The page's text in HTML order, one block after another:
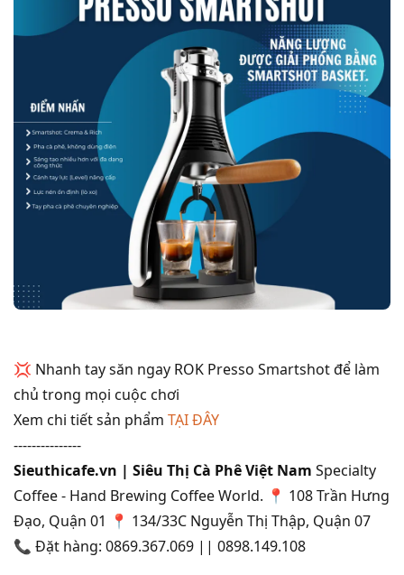
💢 Nhanh tay săn ngay ROK Presso Smartshot để làm
chủ trong mọi cuộc chơi
Xem chi tiết sản phẩm TẠI ĐÂY
---------------
Sieuthicafe.vn | Siêu Thị Cà Phê Việt Nam Specialty
Coffee - Hand Brewing Coffee World. 📍 108 Trần Hưng
Đạo, Quận 01 📍 134/33C Nguyễn Thị Thập, Quận 07
📞 Đặt hàng: 0869.367.069 || 0898.149.108